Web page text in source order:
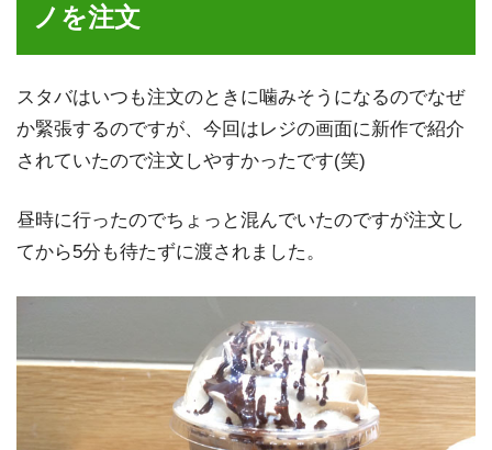
スタバ新作「チョコレートクランチフラペチーノ」の感想
スタバ裏メニュー「ちゃんみおスペシャル」の注文方法と
飲んだ感想
んだ感想
ノを注文
スタバはいつも注文のときに噛みそうになるのでなぜ
か緊張するのですが、今回はレジの画面に新作で紹介
されていたので注文しやすかったです(笑)
昼時に行ったのでちょっと混んでいたのですが注文し
てから5分も待たずに渡されました。